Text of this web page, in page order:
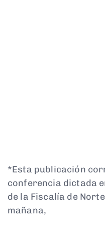
*Esta publicación
conferencia dictada
de la Fiscalía de
mañana,